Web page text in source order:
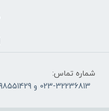
شماره تماس:
023-32236813 و 09198551429